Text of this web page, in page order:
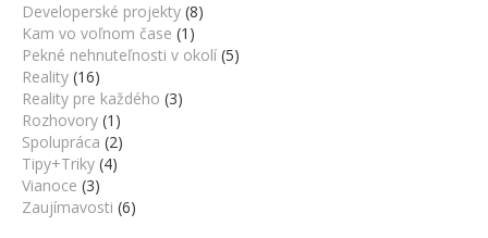
Developerské projekty (8)
Kam vo voľnom čase (1)
Pekné nehnuteľnosti v okolí (5)
Reality (16)
Reality pre každého (3)
Rozhovory (1)
Spolupráca (2)
Tipy+Triky (4)
Vianoce (3)
Zaujímavosti (6)